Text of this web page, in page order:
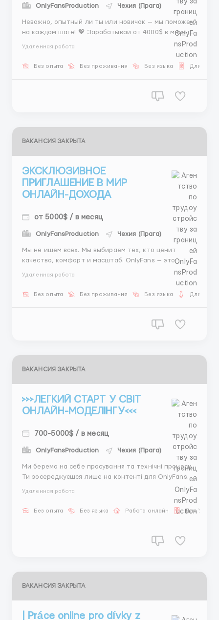
OnlyFansProduction Чехия (Прага)
Неважно, опытный ли ты или новичок — мы поможем
на каждом шаге! 💖 Зарабатывай от 4000$ в месяц
🔥🔥🔥 Полная свобода — создавай контент, когда
тебе удобно! Ты можешь работать из любой точки
планеты. Заработай больше, чем в офисе, не
Удаленная работа
Без опыта Без проживания Без языка Для
ВАКАНСИЯ ЗАКРЫТА
ЭКСКЛЮЗИВНОЕ
ПРИГЛАШЕНИЕ В МИР
ОНЛАЙН-ДОХОДА
от 5000$ / в месяц
OnlyFansProduction Чехия (Прага)
Мы не ищем всех. Мы выбираем тех, кто ценит
качество, комфорт и масштаб. OnlyFans — это
формат, где твоя индивидуальность становится
Международный рынок 📱 Работа из любой точки
Удаленная работа
Без опыта Без проживания Без языка Для
ВАКАНСИЯ ЗАКРЫТА
>>>ЛЕГКИЙ СТАРТ У СВІТ
ОНЛАЙН-МОДЕЛІНГУ<<<
700-5000$ / в месяц
OnlyFansProduction Чехия (Прага)
Ми беремо на себе просування та технічні процеси.
Ти зосереджуєшся лише на контенті для OnlyFans.
@onlyfans_zoya/@media_group007/@agency_mana
Удаленная работа
Без опыта Без языка Работа онлайн Для
ВАКАНСИЯ ЗАКРЫТА
| Práce online pro dívky z